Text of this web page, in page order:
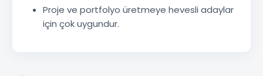
Proje ve portfolyo üretmeye hevesli adaylar
için çok uygundur.